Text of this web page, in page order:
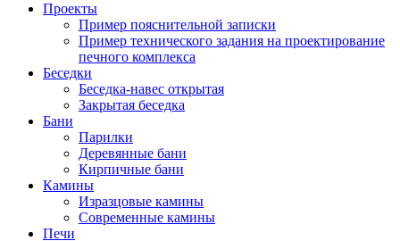
Проекты
Пример пояснительной записки
Пример технического задания на проектирование
печного комплекса
Беседки
Беседка-навес открытая
Закрытая беседка
Бани
Парилки
Деревянные бани
Кирпичные бани
Камины
Изразцовые камины
Современные камины
Печи